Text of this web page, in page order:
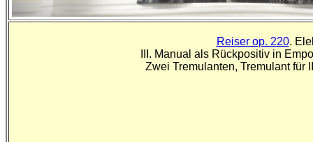
Reiser op. 220.
III. Manual als Rückpositiv in
Zwei Tremulanten, Tremulant für